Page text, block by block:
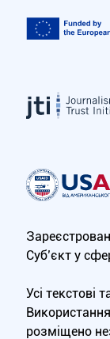
Cуб’єкт у
Усі текстові
розміщено